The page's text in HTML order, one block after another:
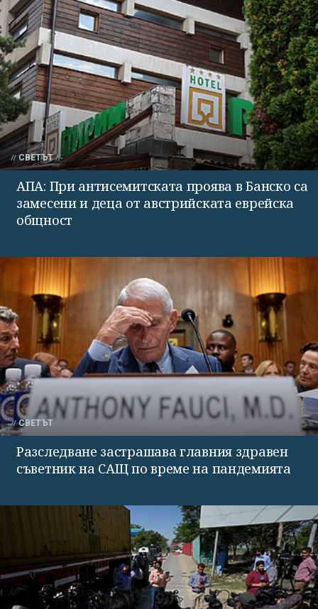
СВЕТЪТ
АПА: При антисемитската проява в Банско са
замесени и деца от австрийската еврейска
общност
СВЕТЪТ
Разследване застрашава главния здравен
съветник на САЩ по време на пандемията